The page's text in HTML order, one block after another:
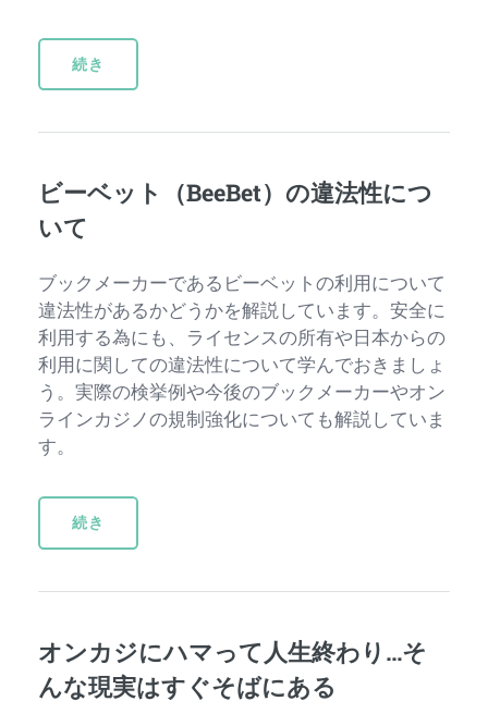
続き
ビーベット（BeeBet）の違法性につ
いて
ブックメーカーであるビーベットの利用について
違法性があるかどうかを解説しています。安全に
利用する為にも、ライセンスの所有や日本からの
利用に関しての違法性について学んでおきましょ
う。実際の検挙例や今後のブックメーカーやオン
ラインカジノの規制強化についても解説していま
す。
続き
オンカジにハマって人生終わり…そ
んな現実はすぐそばにある